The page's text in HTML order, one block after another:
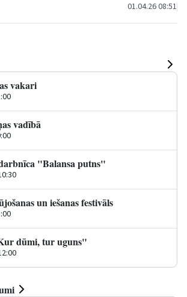
01.04.26 08:51|
vakari
vadībā
"Balansa putns"
un iešanas festivāls
dūmi, tur uguns"